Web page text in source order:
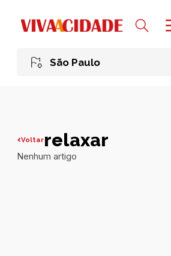
São Paulo
Voltarrelaxar
Nenhum artigo